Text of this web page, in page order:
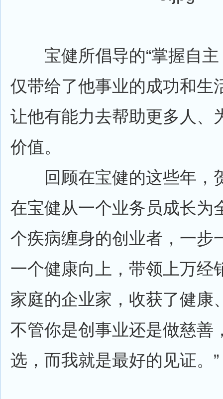
宝健所倡导的“掌握自主
仅带给了他事业的成功和生
让他有能力去帮助更多人、
价值。
回顾在宝健的这些年，
在宝健从一个业务员成长为
个疾病缠身的创业者，一步
一个健康向上，带领上万经
家庭的企业家，收获了健康
不管你是创事业还是做慈善
选，而我就是最好的见证。”